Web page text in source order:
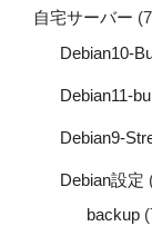
自宅サーバー
Debian10-
Debian11-
Debian9-
Debian設定
backup